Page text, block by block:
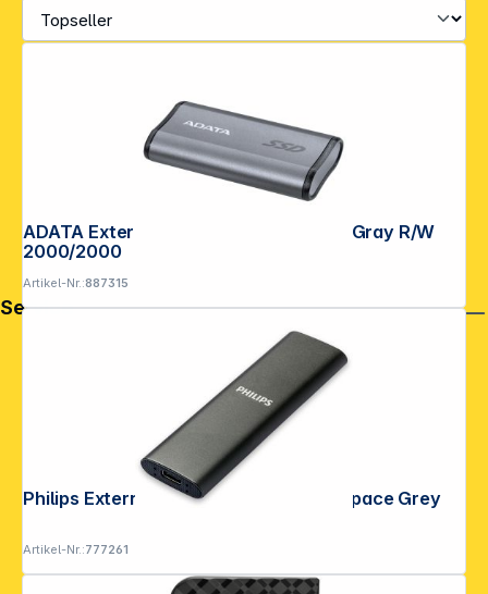
ADATA Externe SSD SE880 1TB ELITE Gray R/W
2000/2000
Artikel-Nr.:887315
Philips Externe SSD 1TB Ultra Speed Space Grey
Artikel-Nr.:777261
Service